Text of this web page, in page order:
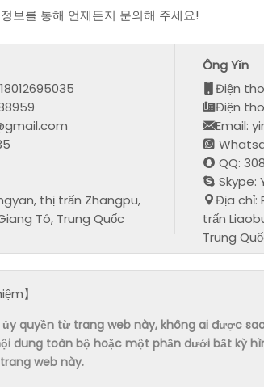
보를 통해 언제든지 문의해 주세요!
thị trấn Zhangpu,
Tô, Trung Quốc
Ông Yǐn
Điện
Điện
Email:
QQ:
Skype:
Địa chỉ:
trấn
Trung
】
quyền từ trang web này, không ai được
dung toàn bộ hoặc một phần dưới bất kỳ
web này.